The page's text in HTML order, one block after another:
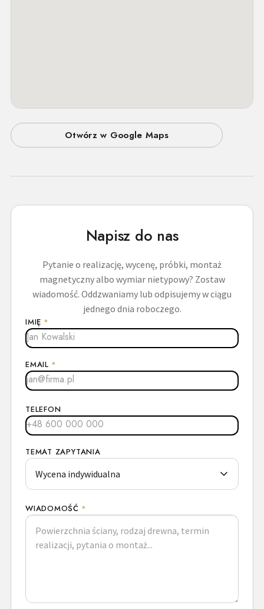
Otwórz w Google Maps
Napisz do nas
Pytanie o realizację, wycenę, próbki, montaż
magnetyczny albo wymiar nietypowy? Zostaw
wiadomość. Oddzwaniamy lub odpisujemy w ciągu
jednego dnia roboczego.
IMIĘ *
EMAIL *
TELEFON
TEMAT ZAPYTANIA
WIADOMOŚĆ *